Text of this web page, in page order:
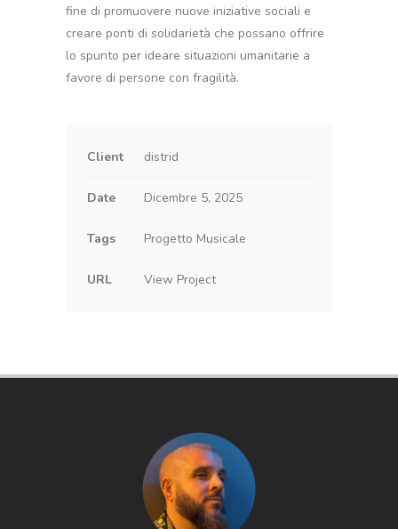
fine di promuovere nuove iniziative sociali e
creare ponti di solidarietà che possano offrire
lo spunto per ideare situazioni umanitarie a
favore di persone con fragilità.
Client distrid
Date Dicembre 5, 2025
Tags Progetto Musicale
URL View Project